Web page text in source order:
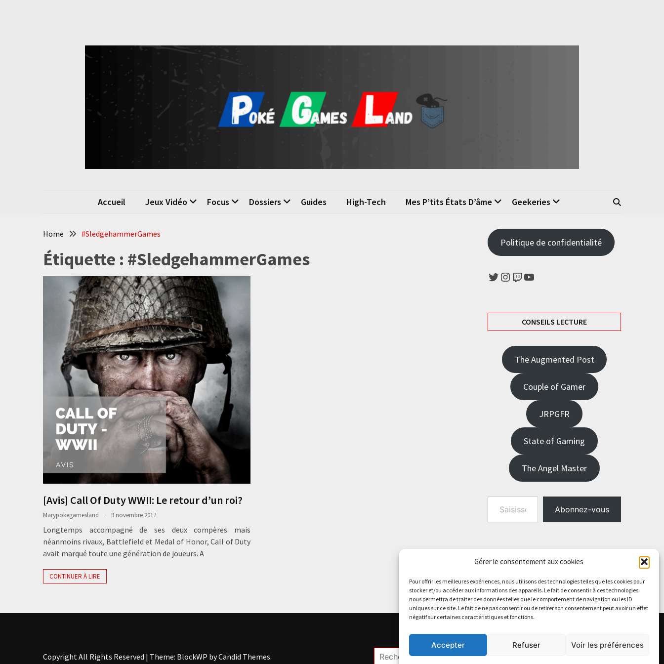
Gérer le consentement aux cookies
Pour offrir les meilleures expériences, nous utilisons des technologies telles que les cookies pour
stocker et/ou accéder aux informations des appareils. Le fait de consentir à ces technologies
nous permettra de traiter des données telles que le comportement de navigation ou les ID
uniques sur ce site. Le fait de ne pas consentir ou de retirer son consentement peut avoir un effet
négatif sur certaines caractéristiques et fonctions.
Accepter Refuser Voir les préférences
Poké Games Land
La passion du jeu vidéo
Accueil Jeux Vidéo Focus Dossiers Guides High-Tech Mes P’tits États D’âme Geekeries
Home #SledgehammerGames
Étiquette : #SledgehammerGames
[Avis] Call Of Duty WWII: Le retour d’un roi?
Marypokegamesland 9 novembre 2017
Longtemps accompagné de ses deux compères mais
néanmoins rivaux, Battlefield et Medal of Honor, Call of Duty
avait marqué toute une génération de joueurs. A
CONTINUER À LIRE
Politique de confidentialité
Twitter
Instagram
TwitchYouTube
CONSEILS LECTURE
The Augmented Post
Couple of Gamer
JRPGFR
State of Gaming
The Angel Master
Saisissez votre adresse e-mail…
Abonnez-vous
Copyright All Rights Reserved | Theme: BlockWP byCandid Themes. Rechercher :